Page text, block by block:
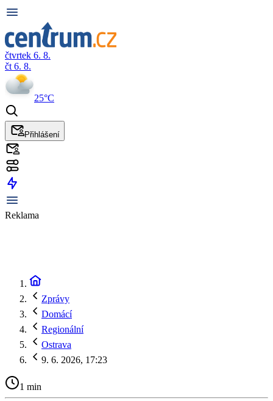
čtvrtek 6. 8.
čt 6. 8.
25°C
Přihlášení
Reklama
Zprávy
Domácí
Regionální
Ostrava
9. 6. 2026, 17:23
1 min